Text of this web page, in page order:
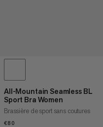
All-Mountain Seamless BL
Sport Bra Women
Brassière de sport sans coutures
€80